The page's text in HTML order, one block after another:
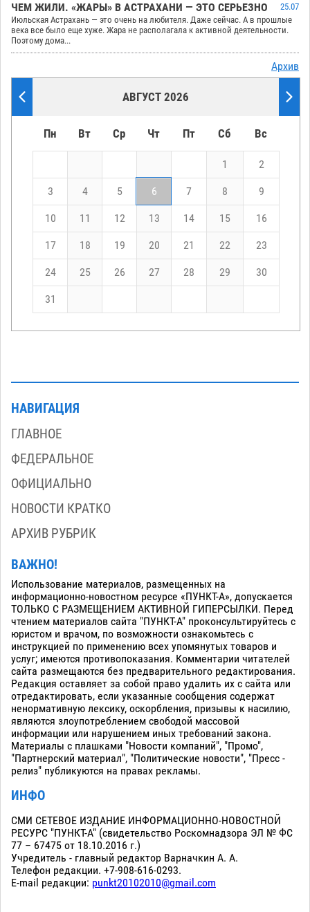
ЧЕМ ЖИЛИ. «ЖАРЫ» В АСТРАХАНИ — ЭТО СЕРЬЕЗНО
25.07
Июльская Астрахань — это очень на любителя. Даже сейчас. А в прошлые
века все было еще хуже. Жара не располагала к активной деятельности.
Поэтому дома...
Архив
АВГУСТ 2026
Пн Вт Ср Чт Пт Сб Вс
1 2
3 4 5 6 7 8 9
10 11 12 13 14 15 16
17 18 19 20 21 22 23
24 25 26 27 28 29 30
31
НАВИГАЦИЯ
ГЛАВНОЕ
ФЕДЕРАЛЬНОЕ
ОФИЦИАЛЬНО
НОВОСТИ КРАТКО
АРХИВ РУБРИК
ВАЖНО!
Использование материалов, размещенных на
информационно-новостном ресурсе «ПУНКТ-А», допускается
ТОЛЬКО С РАЗМЕЩЕНИЕМ АКТИВНОЙ ГИПЕРСЫЛКИ. Перед
чтением материалов сайта "ПУНКТ-А" проконсультируйтесь с
юристом и врачом, по возможности ознакомьтесь с
инструкцией по применению всех упомянутых товаров и
услуг; имеются противопоказания. Комментарии читателей
сайта размещаются без предварительного редактирования.
Редакция оставляет за собой право удалить их с сайта или
отредактировать, если указанные сообщения содержат
ненормативную лексику, оскорбления, призывы к насилию,
являются злоупотреблением свободой массовой
информации или нарушением иных требований закона.
Материалы с плашками "Новости компаний", "Промо",
"Партнерский материал", "Политические новости", "Пресс -
релиз" публикуются на правах рекламы.
ИНФО
СМИ СЕТЕВОЕ ИЗДАНИЕ ИНФОРМАЦИОННО-НОВОСТНОЙ
РЕСУРС "ПУНКТ-А" (свидетельство Роскомнадзора ЭЛ № ФС
77 – 67475 от 18.10.2016 г.)
Учредитель - главный редактор Варначкин А. А.
Телефон редакции. +7-908-616-0293.
E-mail редакции: punkt20102010@gmail.com